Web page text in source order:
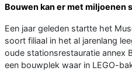
Bouwen kan er met miljoenen
Een jaar geleden startte het
soort filiaal in het al jarenlang
oude stationsrestauratie annex
een bouwplek waar in LEGO-